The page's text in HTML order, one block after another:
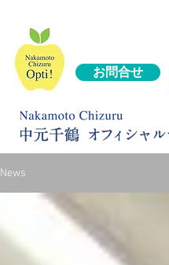
お問合せ
News